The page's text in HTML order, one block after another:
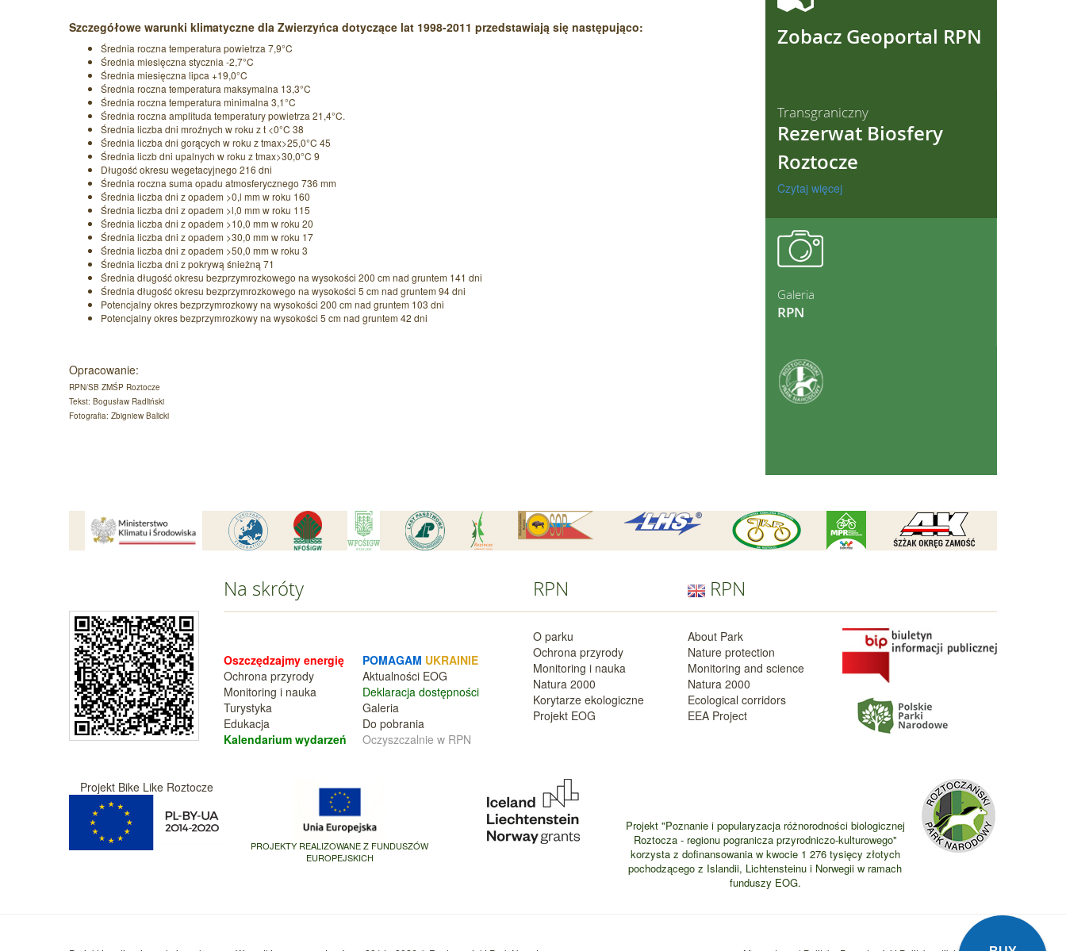
Szczegółowe warunki klimatyczne dla Zwierzyńca dotyczące lat 1998-2011 przedstawiają się następująco:
Średnia roczna temperatura powietrza 7,9°C
Średnia miesięczna stycznia -2,7°C
Średnia miesięczna lipca +19,0°C
Średnia roczna temperatura maksymalna 13,3°C
Średnia roczna temperatura minimalna 3,1°C
Średnia roczna amplituda temperatury powietrza 21,4°C.
Średnia liczba dni mroźnych w roku z t <0°C 38
Średnia liczba dni gorących w roku z tmax>25,0°C 45
Średnia liczb dni upalnych w roku z tmax>30,0°C 9
Długość okresu wegetacyjnego 216 dni
Średnia roczna suma opadu atmosferycznego 736 mm
Średnia liczba dni z opadem >0,l mm w roku 160
Średnia liczba dni z opadem >l,0 mm w roku 115
Średnia liczba dni z opadem >10,0 mm w roku 20
Średnia liczba dni z opadem >30,0 mm w roku 17
Średnia liczba dni z opadem >50,0 mm w roku 3
Średnia liczba dni z pokrywą śnieżną 71
Średnia długość okresu bezprzymrozkowego na wysokości 200 cm nad gruntem 141 dni
Średnia długość okresu bezprzymrozkowego na wysokości 5 cm nad gruntem 94 dni
Potencjalny okres bezprzymrozkowy na wysokości 200 cm nad gruntem 103 dni
Potencjalny okres bezprzymrozkowy na wysokości 5 cm nad gruntem 42 dni
Opracowanie:
RPN/SB ZMŚP Roztocze
Tekst: Bogusław Radliński
Fotografia: Zbigniew Balicki
Zobacz Geoportal RPN
Transgraniczny
Rezerwat Biosfery
Roztocze
Czytaj więcej
Galeria
RPN
Na skróty
Oszczędzajmy energię
Ochrona przyrody
Monitoring i nauka
Turystyka
Edukacja
Kalendarium wydarzeń
POMAGAM UKRAINIE
Aktualności EOG
Deklaracja dostępności
Galeria
Do pobrania
Oczyszczalnie w RPN
RPN
O parku
Ochrona przyrody
Monitoring i nauka
Natura 2000
Korytarze ekologiczne
Projekt EOG
RPN
About Park
Nature protection
Monitoring and science
Natura 2000
Ecological corridors
EEA Project
Projekt Bike Like Roztocze
PROJEKTY REALIZOWANE Z FUNDUSZÓW
EUROPEJSKICH
Projekt "Poznanie i popularyzacja różnorodności biologicznej
Roztocza - regionu pogranicza przyrodniczo-kulturowego"
korzysta z dofinansowania w kwocie 1 276 tysięcy złotych
pochodzącego z Islandii, Lichtensteinu i Norwegii w ramach
funduszy EOG.